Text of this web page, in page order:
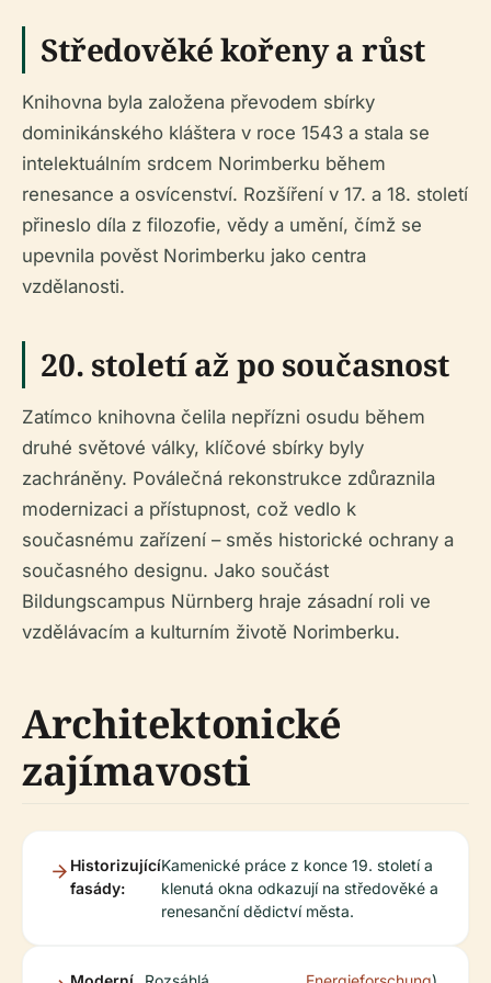
Středověké kořeny a růst
Knihovna byla založena převodem sbírky
dominikánského kláštera v roce 1543 a stala se
intelektuálním srdcem Norimberku během
renesance a osvícenství. Rozšíření v 17. a 18. století
přineslo díla z filozofie, vědy a umění, čímž se
upevnila pověst Norimberku jako centra
vzdělanosti.
20. století až po současnost
Zatímco knihovna čelila nepřízni osudu během
druhé světové války, klíčové sbírky byly
zachráněny. Poválečná rekonstrukce zdůraznila
modernizaci a přístupnost, což vedlo k
současnému zařízení – směs historické ochrany a
současného designu. Jako součást
Bildungscampus Nürnberg hraje zásadní roli ve
vzdělávacím a kulturním životě Norimberku.
Architektonické
zajímavosti
Historizující
fasády:
Kamenické práce z konce 19. století a
klenutá okna odkazují na středověké a
renesanční dědictví města.